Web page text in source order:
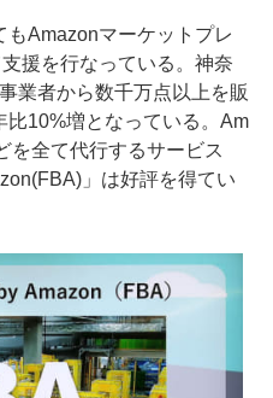
Amazonマーケットプレ
援を行なっている。神奈
業者から数千万点以上を販
10%増となっている。Am
を全て代行するサービス
」は好評を得てい